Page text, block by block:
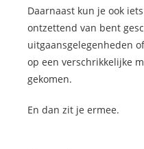
Daarnaast kun je ook
ontzettend van bent
uitgaansgelegenheden
op een verschrikkelijke
gekomen.
En dan zit je ermee.